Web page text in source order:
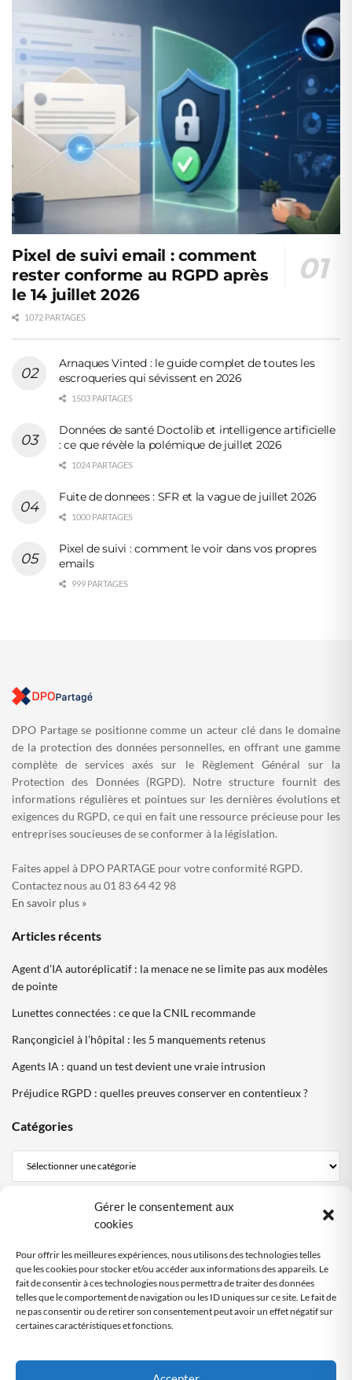
Gérer le consentement aux
cookies
Pour offrir les meilleures expériences, nous utilisons des technologies telles
que les cookies pour stocker et/ou accéder aux informations des appareils. Le
fait de consentir à ces technologies nous permettra de traiter des données
telles que le comportement de navigation ou les ID uniques sur ce site. Le fait de
ne pas consentir ou de retirer son consentement peut avoir un effet négatif sur
certaines caractéristiques et fonctions.
Pixel de suivi email : comment
rester conforme au RGPD après
le 14 juillet 2026
1072 PARTAGES
Arnaques Vinted : le guide complet de toutes les
escroqueries qui sévissent en 2026
1503 PARTAGES
Données de santé Doctolib et intelligence artificielle
: ce que révèle la polémique de juillet 2026
1024 PARTAGES
Fuite de donnees : SFR et la vague de juillet 2026
1000 PARTAGES
Pixel de suivi : comment le voir dans vos propres
emails
999 PARTAGES
DPO Partage se positionne comme un acteur clé dans le domaine
de la protection des données personnelles, en offrant une gamme
complète de services axés sur le Règlement Général sur la
Protection des Données (RGPD). Notre structure fournit des
informations régulières et pointues sur les dernières évolutions et
exigences du RGPD, ce qui en fait une ressource précieuse pour les
entreprises soucieuses de se conformer à la législation.
Faites appel à DPO PARTAGE pour votre conformité RGPD.
Contactez nous au 01 83 64 42 98
En savoir plus »
Articles récents
Agent d’IA autoréplicatif : la menace ne se limite pas aux modèles
de pointe
Lunettes connectées : ce que la CNIL recommande
Rançongiciel à l’hôpital : les 5 manquements retenus
Agents IA : quand un test devient une vraie intrusion
Préjudice RGPD : quelles preuves conserver en contentieux ?
Catégories
Mentions Légales
Politique de confidentialité
Nous contacter
RGPD